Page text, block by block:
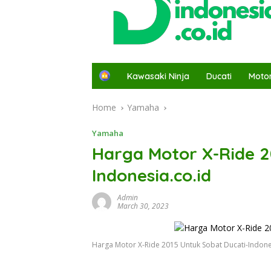
H
e
Kawasaki Ninja Ducati
Home Yamaha
Yamaha
Harga Motor X-Ride
Indonesia.co.id
Admin
March 30, 2023
Harga Motor X-Ride 2015 Untuk Sobat Ducati-